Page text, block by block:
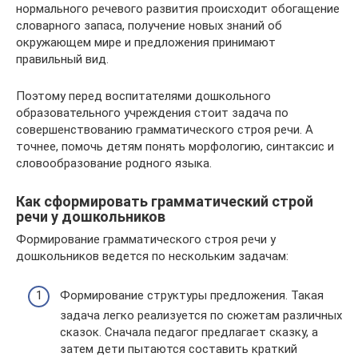
нормального речевого развития происходит обогащение
словарного запаса, получение новых знаний об
окружающем мире и предложения принимают
правильный вид.
Поэтому перед воспитателями дошкольного
образовательного учреждения стоит задача по
совершенствованию грамматического строя речи. А
точнее, помочь детям понять морфологию, синтаксис и
словообразование родного языка.
Как сформировать грамматический строй
речи у дошкольников
Формирование грамматического строя речи у
дошкольников ведется по нескольким задачам:
Формирование структуры предложения. Такая
задача легко реализуется по сюжетам различных
сказок. Сначала педагог предлагает сказку, а
затем дети пытаются составить краткий